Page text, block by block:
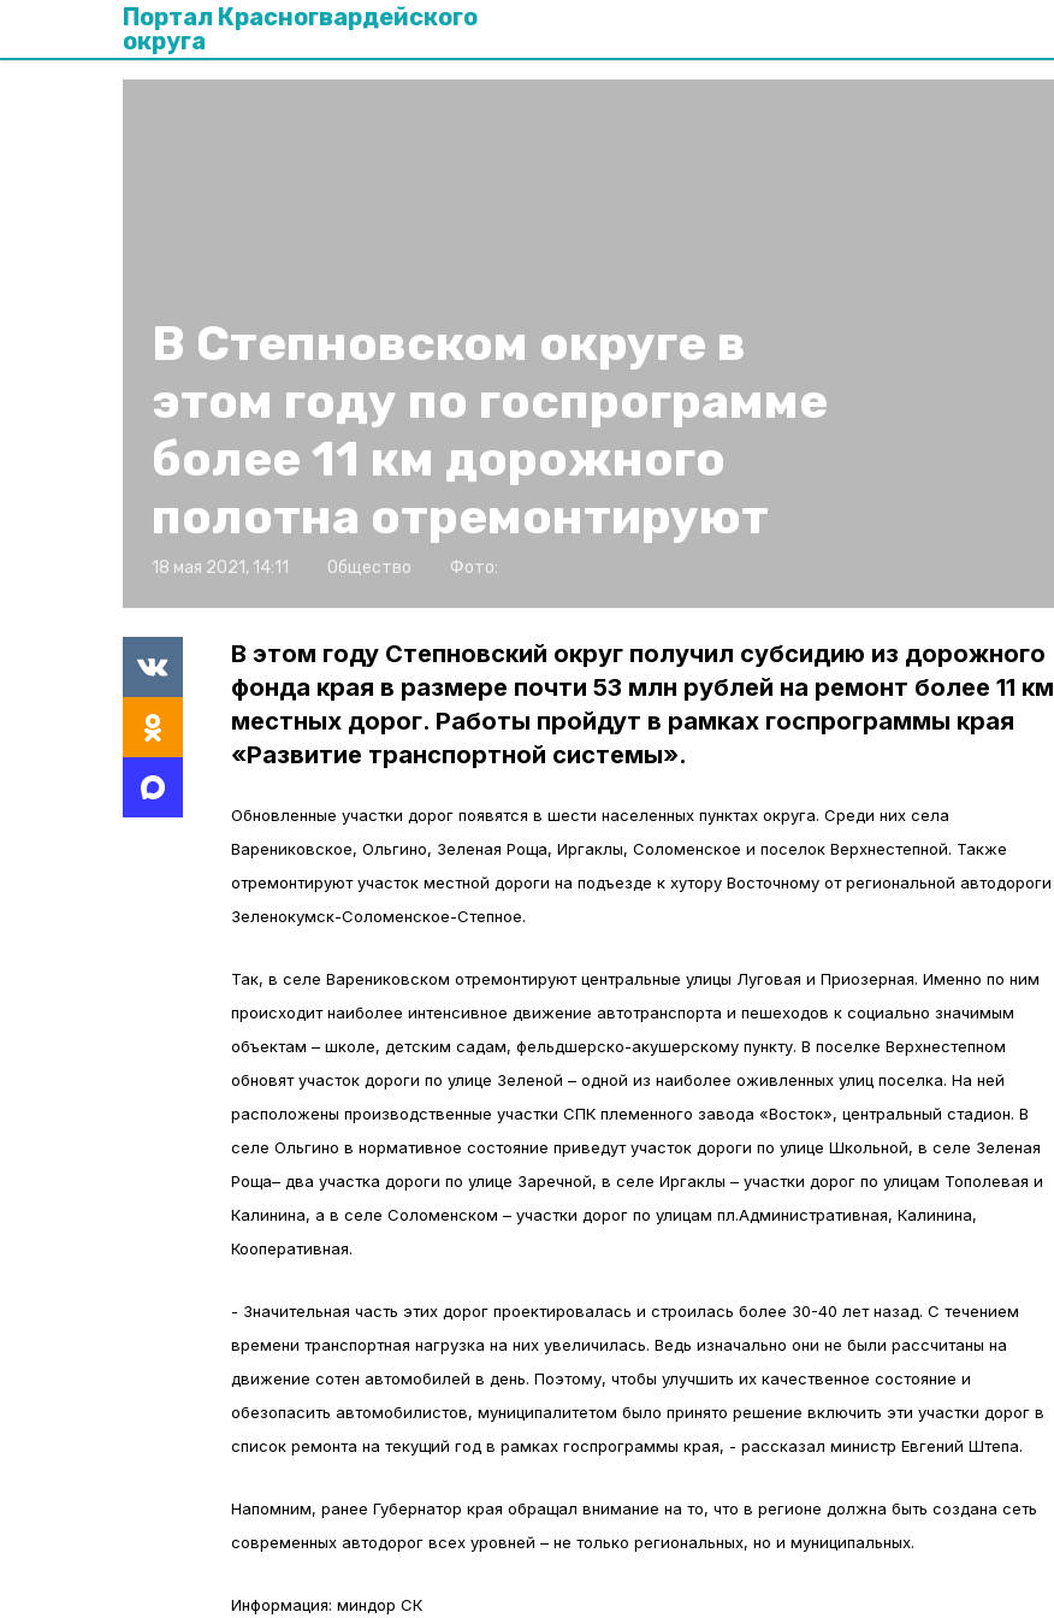
Портал Красногвардейского
округа
В Степновском округе в
этом году по госпрограмме
более 11 км дорожного
полотна отремонтируют
18 мая 2021, 14:11 Общество Фото:
В этом году Степновский округ получил субсидию из дорожного
фонда края в размере почти 53 млн рублей на ремонт более 11 км
местных дорог. Работы пройдут в рамках госпрограммы края
«Развитие транспортной системы».
Обновленные участки дорог появятся в шести населенных пунктах округа. Среди них села
Варениковское, Ольгино, Зеленая Роща, Иргаклы, Соломенское и поселок Верхнестепной. Также
отремонтируют участок местной дороги на подъезде к хутору Восточному от региональной автодороги
Зеленокумск-Соломенское-Степное.
Так, в селе Варениковском отремонтируют центральные улицы Луговая и Приозерная. Именно по ним
происходит наиболее интенсивное движение автотранспорта и пешеходов к социально значимым
объектам – школе, детским садам, фельдшерско-акушерскому пункту. В поселке Верхнестепном
обновят участок дороги по улице Зеленой – одной из наиболее оживленных улиц поселка. На ней
расположены производственные участки СПК племенного завода «Восток», центральный стадион. В
селе Ольгино в нормативное состояние приведут участок дороги по улице Школьной, в селе Зеленая
Роща– два участка дороги по улице Заречной, в селе Иргаклы – участки дорог по улицам Тополевая и
Калинина, а в селе Соломенском – участки дорог по улицам пл.Административная, Калинина,
Кооперативная.
- Значительная часть этих дорог проектировалась и строилась более 30-40 лет назад. С течением
времени транспортная нагрузка на них увеличилась. Ведь изначально они не были рассчитаны на
движение сотен автомобилей в день. Поэтому, чтобы улучшить их качественное состояние и
обезопасить автомобилистов, муниципалитетом было принято решение включить эти участки дорог в
список ремонта на текущий год в рамках госпрограммы края, - рассказал министр Евгений Штепа.
Напомним, ранее Губернатор края обращал внимание на то, что в регионе должна быть создана сеть
современных автодорог всех уровней – не только региональных, но и муниципальных.
Информация: миндор СК